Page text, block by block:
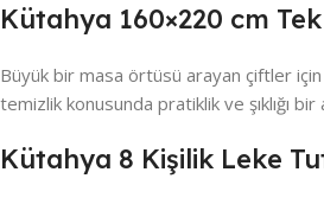
Kütahya 160×220 cm
Büyük bir masa örtüsü arayan çiftler
temizlik konusunda pratiklik ve şıklığı
Kütahya 8 Kişilik Leke